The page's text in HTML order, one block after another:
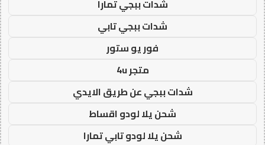
شدات ببجي تمارا
شدات ببجي تابي
فور يو ستور
متجر 4u
شدات ببجي عن طريق الايدي
شحن يلا لودو اقساط
شحن يلا لودو تابي تمارا